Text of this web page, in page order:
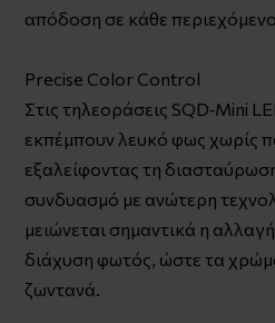
απόδοση σε κάθε περιεχόμενο.
Precise Color Control
Στις τηλεοράσεις SQD‑Mini
εκπέμπουν λευκό φως χωρίς
εξαλείφοντας τη
συνδυασμό με ανώτερη
μειώνεται σημαντικά η
διάχυση φωτός, ώστε τα
ζωντανά.